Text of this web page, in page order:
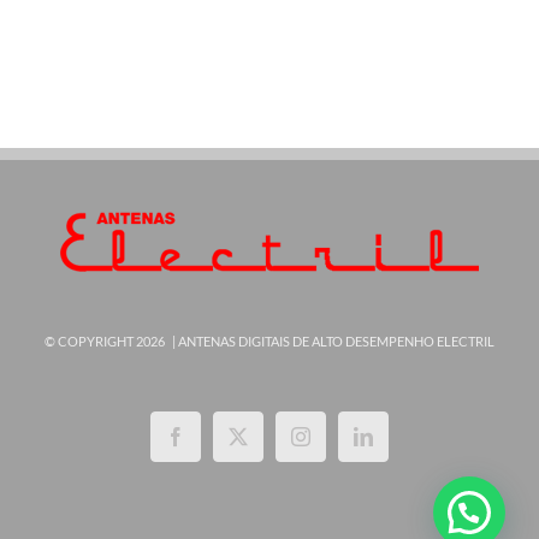
© COPYRIGHT 2026 | ANTENAS DIGITAIS DE ALTO DESEMPENHO ELECTRIL